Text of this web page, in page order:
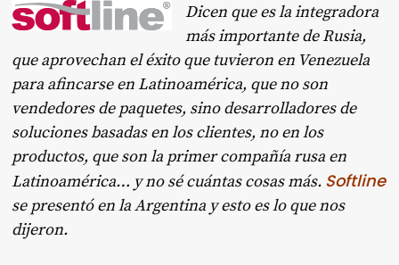
Dicen que es la integradora
más importante de Rusia,
que aprovechan el éxito que tuvieron en Venezuela
para afincarse en Latinoamérica, que no son
vendedores de paquetes, sino desarrolladores de
soluciones basadas en los clientes, no en los
productos, que son la primer compañía rusa en
Latinoamérica… y no sé cuántas cosas más. Softline
se presentó en la Argentina y esto es lo que nos
dijeron.